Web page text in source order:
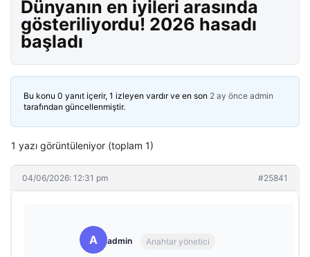
Dünyanın en iyileri arasında
gösteriliyordu! 2026 hasadı
başladı
Bu konu 0 yanıt içerir, 1 izleyen vardır ve en son 2 ay önce admin
tarafından güncellenmiştir.
1 yazı görüntüleniyor (toplam 1)
04/06/2026: 12:31 pm #25841
A admin Anahtar yönetici